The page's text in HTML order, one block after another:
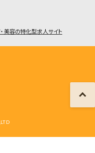
美容の特化型求人サイト